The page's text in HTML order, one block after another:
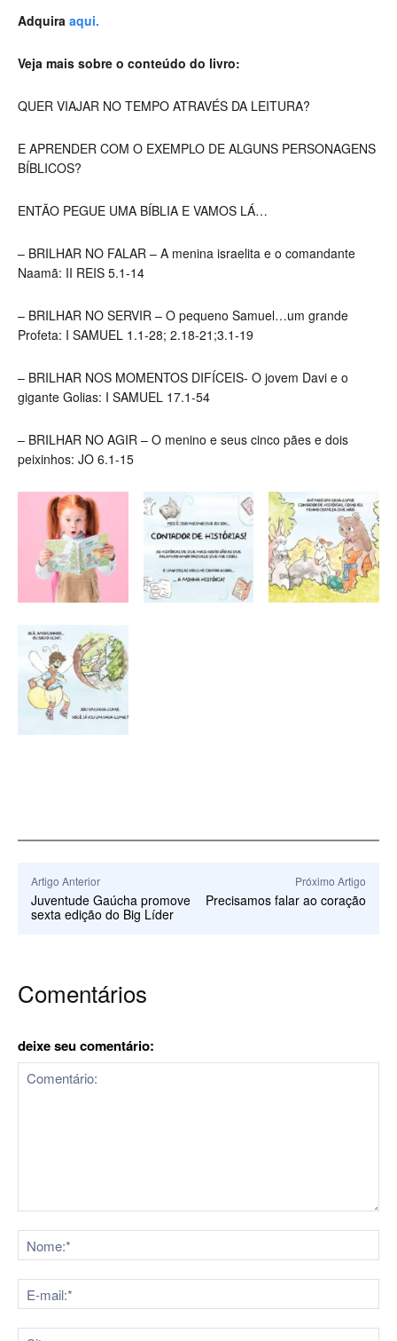
Adquira aqui.
Veja mais sobre o conteúdo do livro:
QUER VIAJAR NO TEMPO ATRAVÉS DA LEITURA?
E APRENDER COM O EXEMPLO DE ALGUNS PERSONAGENS
BÍBLICOS?
ENTÃO PEGUE UMA BÍBLIA E VAMOS LÁ…
– BRILHAR NO FALAR – A menina israelita e o comandante
Naamã: II REIS 5.1-14
– BRILHAR NO SERVIR – O pequeno Samuel…um grande
Profeta: I SAMUEL 1.1-28; 2.18-21;3.1-19
– BRILHAR NOS MOMENTOS DIFÍCEIS- O jovem Davi e o
gigante Golias: I SAMUEL 17.1-54
– BRILHAR NO AGIR – O menino e seus cinco pães e dois
peixinhos: JO 6.1-15
Artigo Anterior
Juventude Gaúcha promove
sexta edição do Big Líder
Próximo Artigo
Precisamos falar ao coração
Comentários
deixe seu comentário: